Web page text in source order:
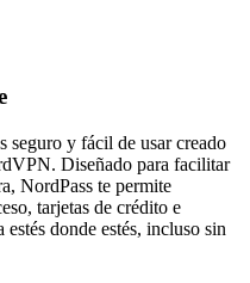
seguro y fácil de usar creado
Diseñado para facilitar
NordPass te permite
tarjetas de crédito e
donde estés, incluso sin